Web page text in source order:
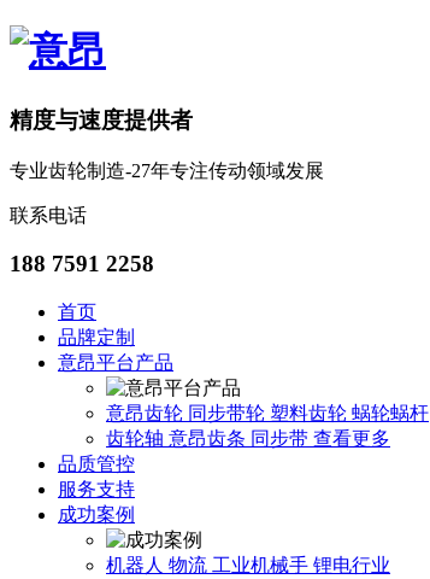
精度与速度提供者
专业齿轮制造-27年专注传动领域发展
联系电话
188 7591 2258
首页
品牌定制
意昂平台产品
意昂齿轮 同步带轮 塑料齿轮 蜗轮蜗杆
齿轮轴 意昂齿条 同步带 查看更多
品质管控
服务支持
成功案例
机器人 物流 工业机械手 锂电行业